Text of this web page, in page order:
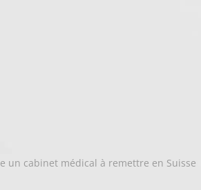
un cabinet médical à remettre en Suisse